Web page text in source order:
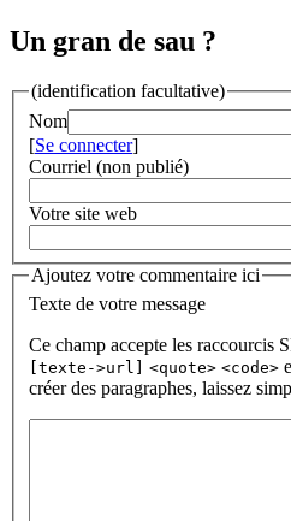
Un gran de sau ?
(identification facultative)
Nom
[Se connecter]
Courriel (non publié)
Votre site web
Ajoutez votre commentaire ici
Texte de votre message
Ce champ accepte les raccourcis
[texte->url] <quote> <code>
créer des paragraphes, laissez